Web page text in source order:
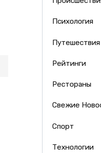
Психология
Путешествия
Рейтинги
Рестораны
Свежие
Спорт
Технологии